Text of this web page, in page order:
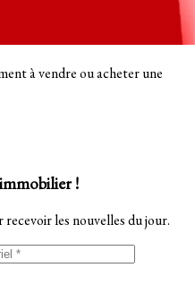
à vendre ou acheter une
!
les nouvelles du jour.